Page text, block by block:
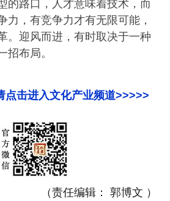
的路口，人才意味着技术，而
力，有竞争力才有无限可能，
。迎风而进，有时取决于一种
招布局。
点击进入文化产业频道>>>>>
（责任编辑： 郭博文 ）